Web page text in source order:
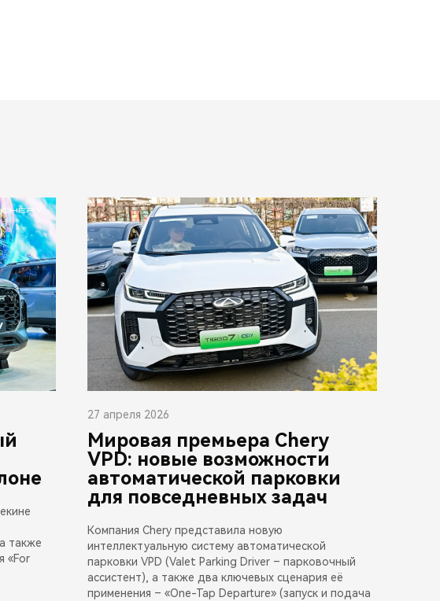
также
«For
27 апреля 2026
Мировая премьера Chery
VPD: новые возможности
автоматической парковки
для повседневных задач
Компания Chery представила новую
интеллектуальную систему автоматической
парковки VPD (Valet Parking Driver – парковочный
ассистент), а также два ключевых сценария её
применения – «One-Tap Departure» (запуск и подача